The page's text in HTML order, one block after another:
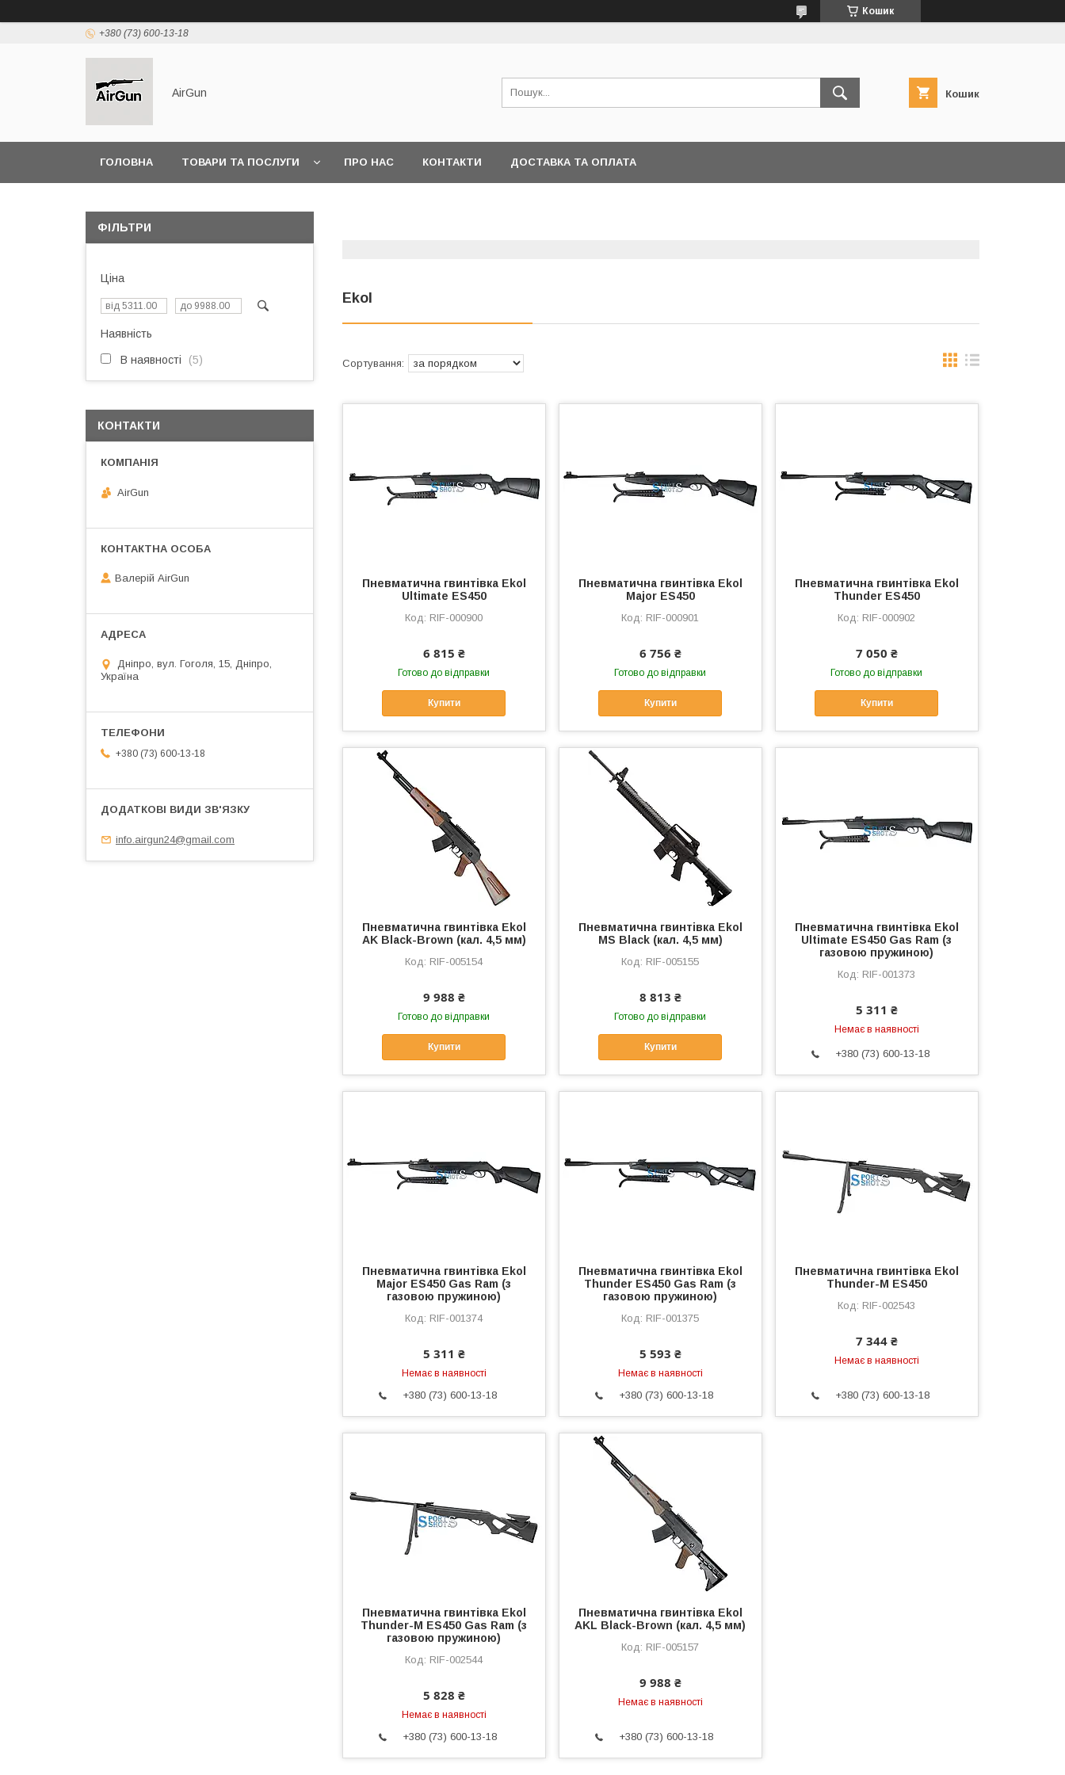
Кошик
+380 (73) 600-13-18
AirGun Кошик
ГОЛОВНА ТОВАРИ ТА ПОСЛУГИ ПРО НАС КОНТАКТИ ДОСТАВКА ТА ОПЛАТА
Ekol
Пневматична гвинтівка Ekol
Ultimate ES450
RIF-000900
6 815 ₴
Готово до відправки
Купити
Пневматична гвинтівка Ekol
Major ES450
RIF-000901
6 756 ₴
Готово до відправки
Купити
Пневматична гвинтівка Ekol
Thunder ES450
RIF-000902
7 050 ₴
Готово до відправки
Купити
Пневматична гвинтівка Ekol
AK Black-Brown (кал. 4,5 мм)
RIF-005154
9 988 ₴
Готово до відправки
Купити
Пневматична гвинтівка Ekol
MS Black (кал. 4,5 мм)
RIF-005155
8 813 ₴
Готово до відправки
Купити
Пневматична гвинтівка Ekol
Ultimate ES450 Gas Ram (з
газовою пружиною)
RIF-001373
5 311 ₴
Немає в наявності
+380 (73) 600-13-18
Пневматична гвинтівка Ekol
Major ES450 Gas Ram (з
газовою пружиною)
RIF-001374
5 311 ₴
Немає в наявності
+380 (73) 600-13-18
Пневматична гвинтівка Ekol
Thunder ES450 Gas Ram (з
газовою пружиною)
RIF-001375
5 593 ₴
Немає в наявності
+380 (73) 600-13-18
Пневматична гвинтівка Ekol
Thunder-М ES450
RIF-002543
7 344 ₴
Немає в наявності
+380 (73) 600-13-18
Пневматична гвинтівка Ekol
Thunder-M ES450 Gas Ram (з
газовою пружиною)
RIF-002544
5 828 ₴
Немає в наявності
+380 (73) 600-13-18
Пневматична гвинтівка Ekol
AKL Black-Brown (кал. 4,5 мм)
RIF-005157
9 988 ₴
Немає в наявності
+380 (73) 600-13-18
ФІЛЬТРИ
Ціна
Наявність
В наявності 5
КОНТАКТИ
AirGun
Валерій AirGun
Дніпро, вул. Гоголя, 15, Дніпро,
Україна
+380 (73) 600-13-18
info.airgun24@gmail.com